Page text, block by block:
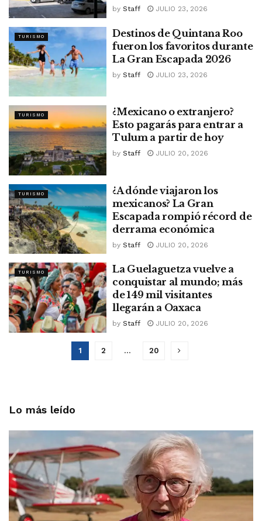
by Staff JULIO 23, 2026
TURISMO
Destinos de Quintana Roo
fueron los favoritos durante
La Gran Escapada 2026
by Staff JULIO 23, 2026
TURISMO
¿Mexicano o extranjero?
Esto pagarás para entrar a
Tulum a partir de hoy
by Staff JULIO 20, 2026
TURISMO
¿A dónde viajaron los
mexicanos? La Gran
Escapada rompió récord de
derrama económica
by Staff JULIO 20, 2026
TURISMO
La Guelaguetza vuelve a
conquistar al mundo; más
de 149 mil visitantes
llegarán a Oaxaca
by Staff JULIO 20, 2026
1 2 … 20
Lo más leído